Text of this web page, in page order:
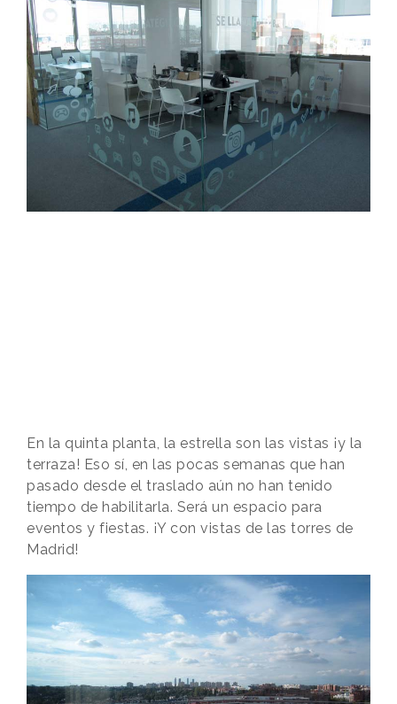
En la quinta planta, la estrella son las vistas ¡y la
terraza! Eso sí, en las pocas semanas que han
pasado desde el traslado aún no han tenido
tiempo de habilitarla. Será un espacio para
eventos y fiestas. ¡Y con vistas de las torres de
Madrid!